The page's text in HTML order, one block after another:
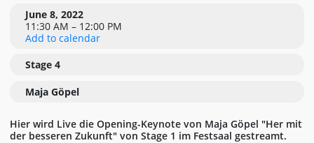
June 8, 2022
11:30 AM – 12:00 PM
Add to calendar
Stage 4
Maja Göpel
Hier wird Live die Opening-Keynote von Maja Göpel "Her mit
der besseren Zukunft" von Stage 1 im Festsaal gestreamt.